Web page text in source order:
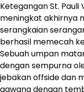
Ketegangan St.
meningkat akhirnya
serangkaian
berhasil memecah
Sebuah umpan
dengan sempurna
jebakan offside dan
gawang dengan